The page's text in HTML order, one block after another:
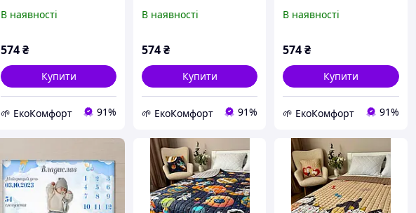
В наявності
574₴
Купити
🌱 ЕкоКомфорт 91%
В наявності
574₴
Купити
🌱 ЕкоКомфорт 91%
В наявності
574₴
Купити
🌱 ЕкоКомфорт 91%